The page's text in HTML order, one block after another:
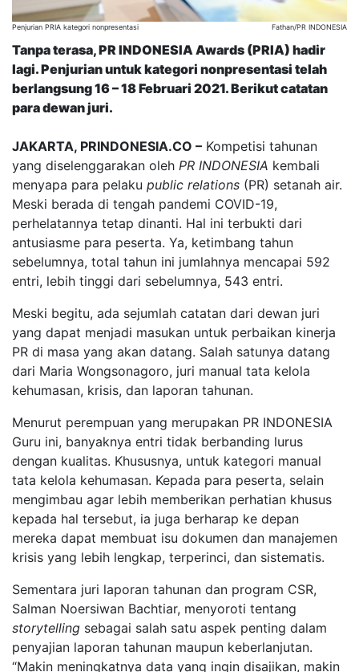
Penjurian PRIA kategori nonpresentasi Fathan/PR INDONESIA
Tanpa terasa, PR INDONESIA Awards (PRIA) hadir
lagi. Penjurian untuk kategori nonpresentasi telah
berlangsung 16 – 18 Februari 2021. Berikut catatan
para dewan juri.
JAKARTA, PRINDONESIA.CO – Kompetisi tahunan
yang diselenggarakan oleh PR INDONESIA kembali
menyapa para pelaku public relations (PR) setanah air.
Meski berada di tengah pandemi COVID-19,
perhelatannya tetap dinanti. Hal ini terbukti dari
antusiasme para peserta. Ya, ketimbang tahun
sebelumnya, total tahun ini jumlahnya mencapai 592
entri, lebih tinggi dari sebelumnya, 543 entri.
Meski begitu, ada sejumlah catatan dari dewan juri
yang dapat menjadi masukan untuk perbaikan kinerja
PR di masa yang akan datang. Salah satunya datang
dari Maria Wongsonagoro, juri manual tata kelola
kehumasan, krisis, dan laporan tahunan.
Menurut perempuan yang merupakan PR INDONESIA
Guru ini, banyaknya entri tidak berbanding lurus
dengan kualitas. Khususnya, untuk kategori manual
tata kelola kehumasan. Kepada para peserta, selain
mengimbau agar lebih memberikan perhatian khusus
kepada hal tersebut, ia juga berharap ke depan
mereka dapat membuat isu dokumen dan manajemen
krisis yang lebih lengkap, terperinci, dan sistematis.
Sementara juri laporan tahunan dan program CSR,
Salman Noersiwan Bachtiar, menyoroti tentang
storytelling sebagai salah satu aspek penting dalam
penyajian laporan tahunan maupun keberlanjutan.
“Makin meningkatnya data yang ingin disajikan, makin